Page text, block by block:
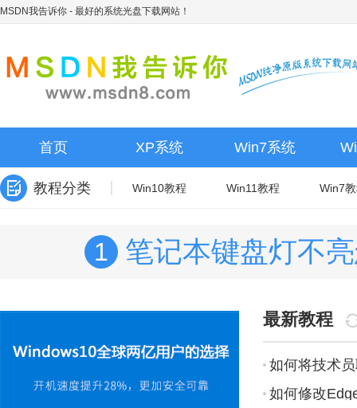
MSDN我告诉你 - 最好的系统光盘下载网站！
首页 XP系统 Win7系统
教程分类 Win10教程 Win11教程 Win7
1 笔记本键盘灯不
最新教程
如何将技术
如何修改